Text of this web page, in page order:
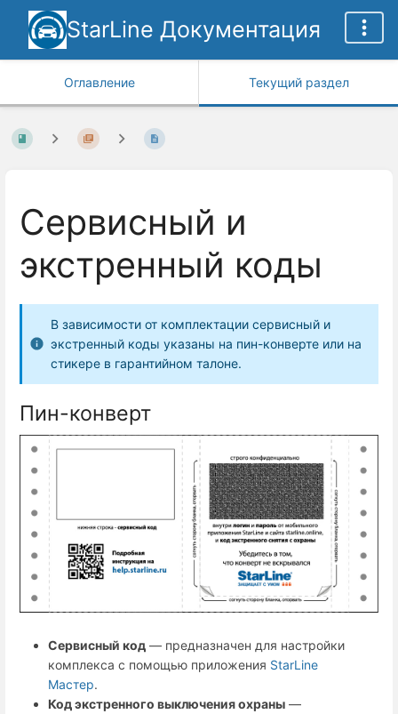
StarLine Документация
Оглавление Текущий раздел
Сервисный и
экстренный коды
В зависимости от комплектации сервисный и
экстренный коды указаны на пин-конверте или на
стикере в гарантийном талоне.
Пин-конверт
Сервисный код — предназначен для настройки
комплекса с помощью приложения StarLine
Мастер.
Код экстренного выключения охраны —